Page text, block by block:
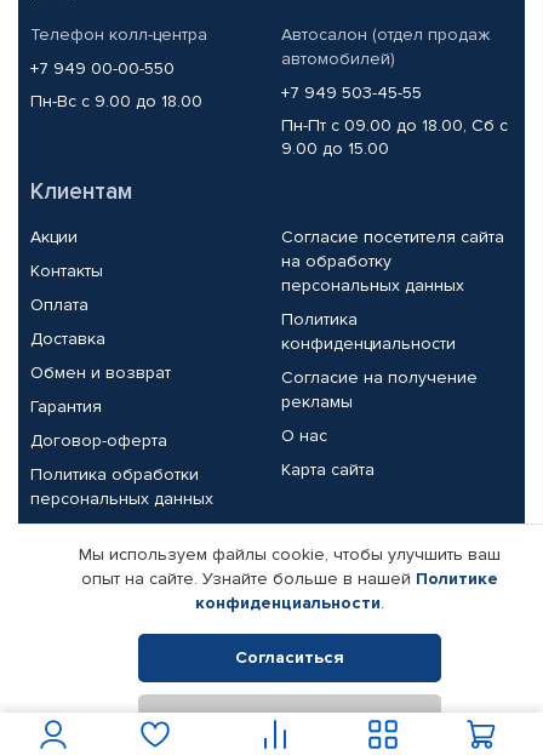
Телефон колл-центра
+7 949 00-00-550
Пн-Вс с 9.00 до 18.00
Автосалон (отдел продаж
автомобилей)
+7 949 503-45-55
Пн-Пт с 09.00 до 18.00, Сб с
9.00 до 15.00
Клиентам
Акции
Контакты
Оплата
Доставка
Обмен и возврат
Гарантия
Договор-оферта
Политика обработки
персональных данных
Согласие посетителя сайта
на обработку
персональных данных
Политика
конфиденциальности
Согласие на получение
рекламы
О нас
Карта сайта
Партнерам
Корпоративным клиентам
Поставщикам
Реквизиты компании
© КАМАЗ ЦЕНТР ДОНЕЦК, 2015-2026. Все права защищены.
Интернет-магазин автомобильных товаров Автопрофи.
Мы используем файлы cookie, чтобы улучшить ваш
опыт на сайте. Узнайте больше в нашей Политике
конфиденциальности.
Согласиться
Отклонить